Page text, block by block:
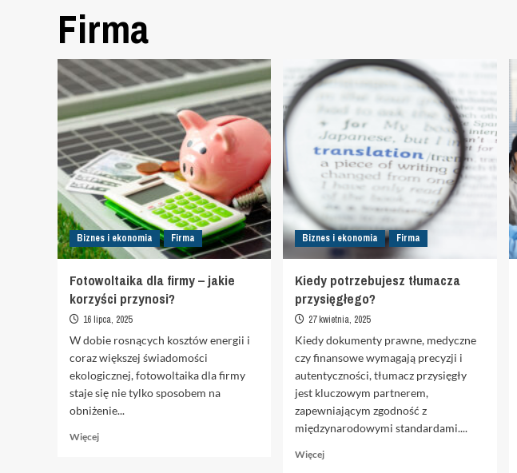
Firma
Biznes i ekonomia Firma
Fotowoltaika dla firmy – jakie
korzyści przynosi?
16 lipca, 2025
W dobie rosnących kosztów energii i
coraz większej świadomości
ekologicznej, fotowoltaika dla firmy
staje się nie tylko sposobem na
obniżenie...
WięcejDowiedz
Biznes i ekonomia Firma
Kiedy potrzebujesz tłumacza
przysięgłego?
27 kwietnia, 2025
Kiedy dokumenty prawne, medyczne
czy finansowe wymagają precyzji i
autentyczności, tłumacz przysięgły
jest kluczowym partnerem,
zapewniającym zgodność z
międzynarodowymi standardami....
WięcejDowiedz